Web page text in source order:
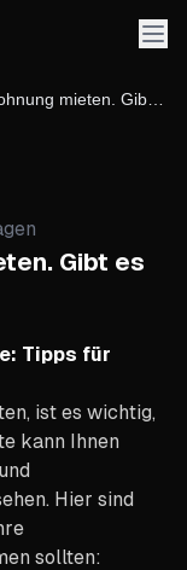
Gibt es
Tipps für
ist es wichtig,
kann Ihnen
Hier sind
sollten: